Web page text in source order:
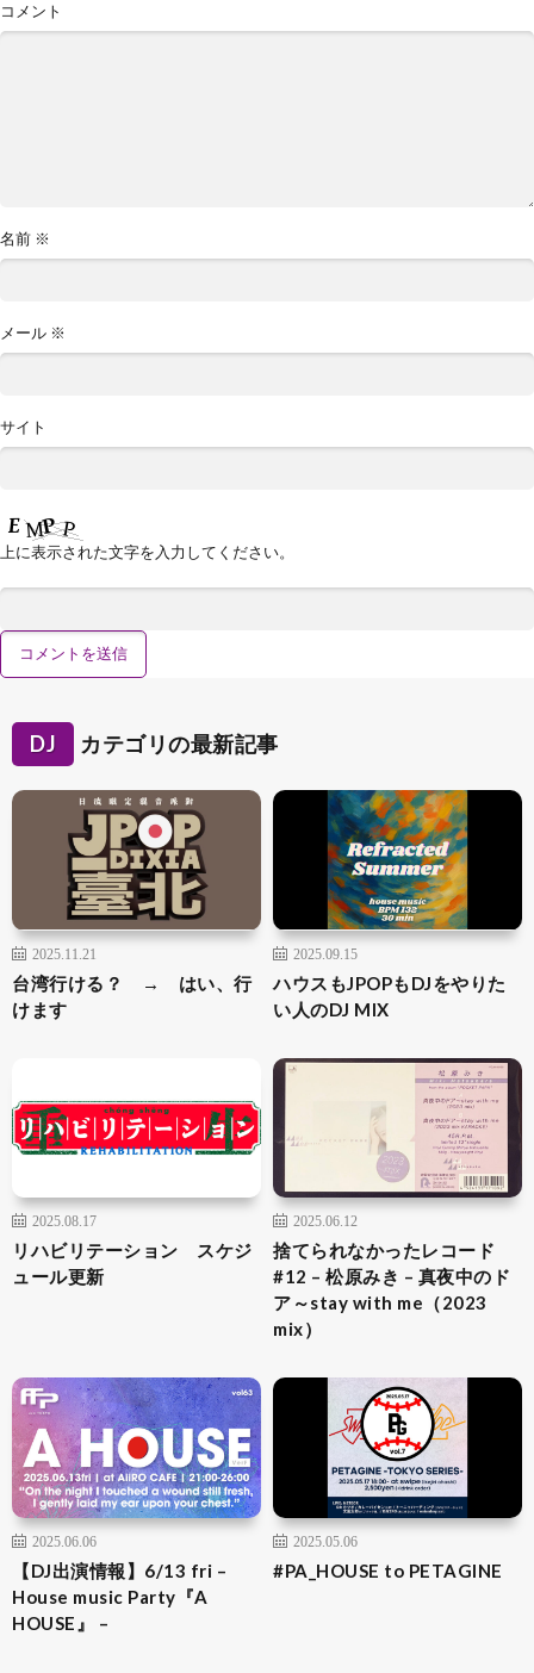
コメント
名前 ※
メール ※
サイト
上に表示された文字を入力してください。
DJ カテゴリの最新記事
2025.11.21
台湾行ける？ → はい、行
けます
2025.09.15
ハウスもJPOPもDJをやりた
い人のDJ MIX
2025.08.17
リハビリテーション スケジ
ュール更新
2025.06.12
捨てられなかったレコード
#12 – 松原みき – 真夜中のド
ア～stay with me（2023
mix）
2025.06.06
【DJ出演情報】6/13 fri –
House music Party『A
HOUSE』 –
2025.05.06
#PA_HOUSE to PETAGINE